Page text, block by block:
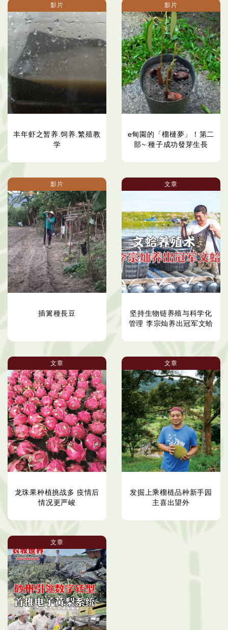
影片
丰年虾之暂养.饲养.繁殖教
学
影片
e甸園的「榴槤夢」！第二
部~ 種子成功發芽生長
影片
插篱種長豆
文章
坚持生物链养殖与科学化
管理 李宗灿养出冠军文蛤
文章
龙珠果种植挑战多 疫情后
情况更严峻
文章
发掘上乘榴梿品种新手园
主喜出望外
文章